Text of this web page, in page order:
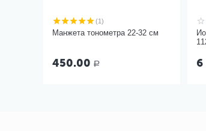
(1)
Манжета тонометра 22-32 см
450.00 Р 6